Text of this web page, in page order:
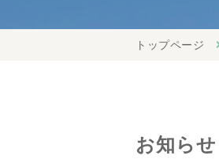
トップページ
お知らせ